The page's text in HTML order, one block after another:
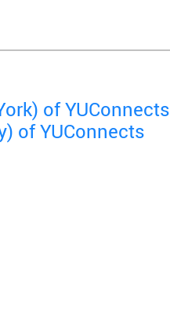
of YUConnects
of YUConnects